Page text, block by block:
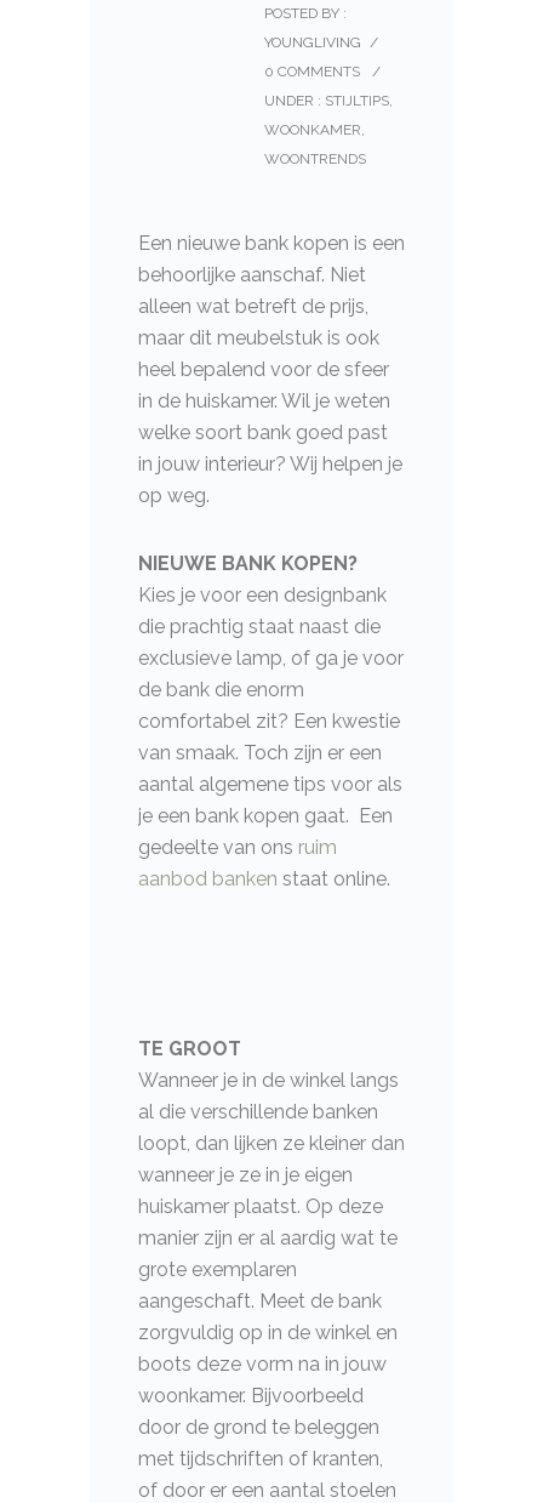
POSTED BY :
YOUNGLIVING /
0 COMMENTS
/
UNDER : STIJLTIPS,
WOONKAMER,
WOONTRENDS
Een nieuwe bank kopen is een
behoorlijke aanschaf. Niet
alleen wat betreft de prijs,
maar dit meubelstuk is ook
heel bepalend voor de sfeer
in de huiskamer. Wil je weten
welke soort bank goed past
in jouw interieur? Wij helpen je
op weg.
NIEUWE BANK KOPEN?
Kies je voor een designbank
die prachtig staat naast die
exclusieve lamp, of ga je voor
de bank die enorm
comfortabel zit? Een kwestie
van smaak. Toch zijn er een
aantal algemene tips voor als
je een bank kopen gaat. Een
gedeelte van ons ruim
aanbod banken staat online.
TE GROOT
Wanneer je in de winkel langs
al die verschillende banken
loopt, dan lijken ze kleiner dan
wanneer je ze in je eigen
huiskamer plaatst. Op deze
manier zijn er al aardig wat te
grote exemplaren
aangeschaft. Meet de bank
zorgvuldig op in de winkel en
boots deze vorm na in jouw
woonkamer. Bijvoorbeeld
door de grond te beleggen
met tijdschriften of kranten,
of door er een aantal stoelen